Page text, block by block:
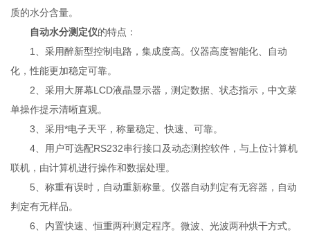
质的水分含量。
自动水分测定仪的特点：
1、采用醉新型控制电路，集成度高。仪器高度智能化、自动
化，性能更加稳定可靠。
2、采用大屏幕LCD液晶显示器，测定数据、状态指示，中文菜
单操作提示清晰直观。
3、采用*电子天平，称量稳定、快速、可靠。
4、用户可选配RS232串行接口及动态测控软件，与上位计算机
联机，由计算机进行操作和数据处理。
5、称重有误时，自动重新称量。仪器自动判定有无容器，自动
判定有无样品。
6、内置快速、恒重两种测定程序。微波、光波两种烘干方式。